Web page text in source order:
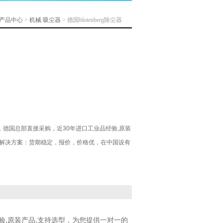
品中心 > 机械 吸尘器 > 德国blotenberg除尘器
国总部直接采购，近30年进口工业品经验,原装
决方案：货期稳定，报价，价格优，在中国设有
,原装产品,支持选型，为您提供一对一的